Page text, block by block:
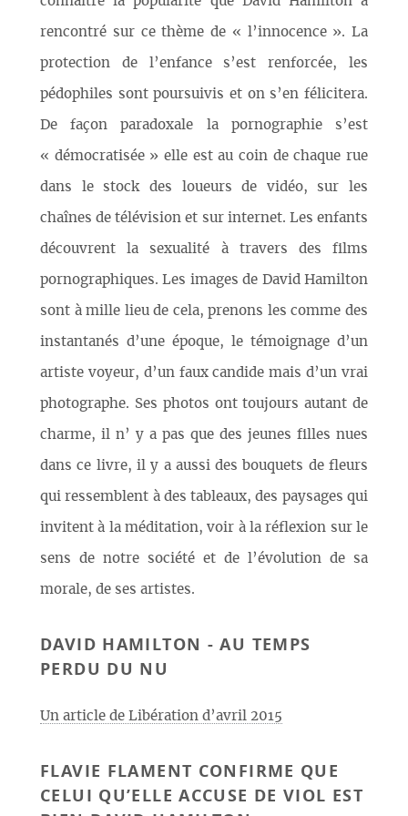
rencontré sur ce thème de « l’innocence ». La
protection de l’enfance s’est renforcée, les
pédophiles sont poursuivis et on s’en félicitera.
De façon paradoxale la pornographie s’est
« démocratisée » elle est au coin de chaque rue
dans le stock des loueurs de vidéo, sur les
chaînes de télévision et sur internet. Les enfants
découvrent la sexualité à travers des films
pornographiques. Les images de David Hamilton
sont à mille lieu de cela, prenons les comme des
instantanés d’une époque, le témoignage d’un
artiste voyeur, d’un faux candide mais d’un vrai
photographe. Ses photos ont toujours autant de
charme, il n’ y a pas que des jeunes filles nues
dans ce livre, il y a aussi des bouquets de fleurs
qui ressemblent à des tableaux, des paysages qui
invitent à la méditation, voir à la réflexion sur le
sens de notre société et de l’évolution de sa
morale, de ses artistes.
DAVID HAMILTON - AU TEMPS
PERDU DU NU
Un article de Libération d’avril 2015
FLAVIE FLAMENT CONFIRME QUE
CELUI QU’ELLE ACCUSE DE VIOL EST